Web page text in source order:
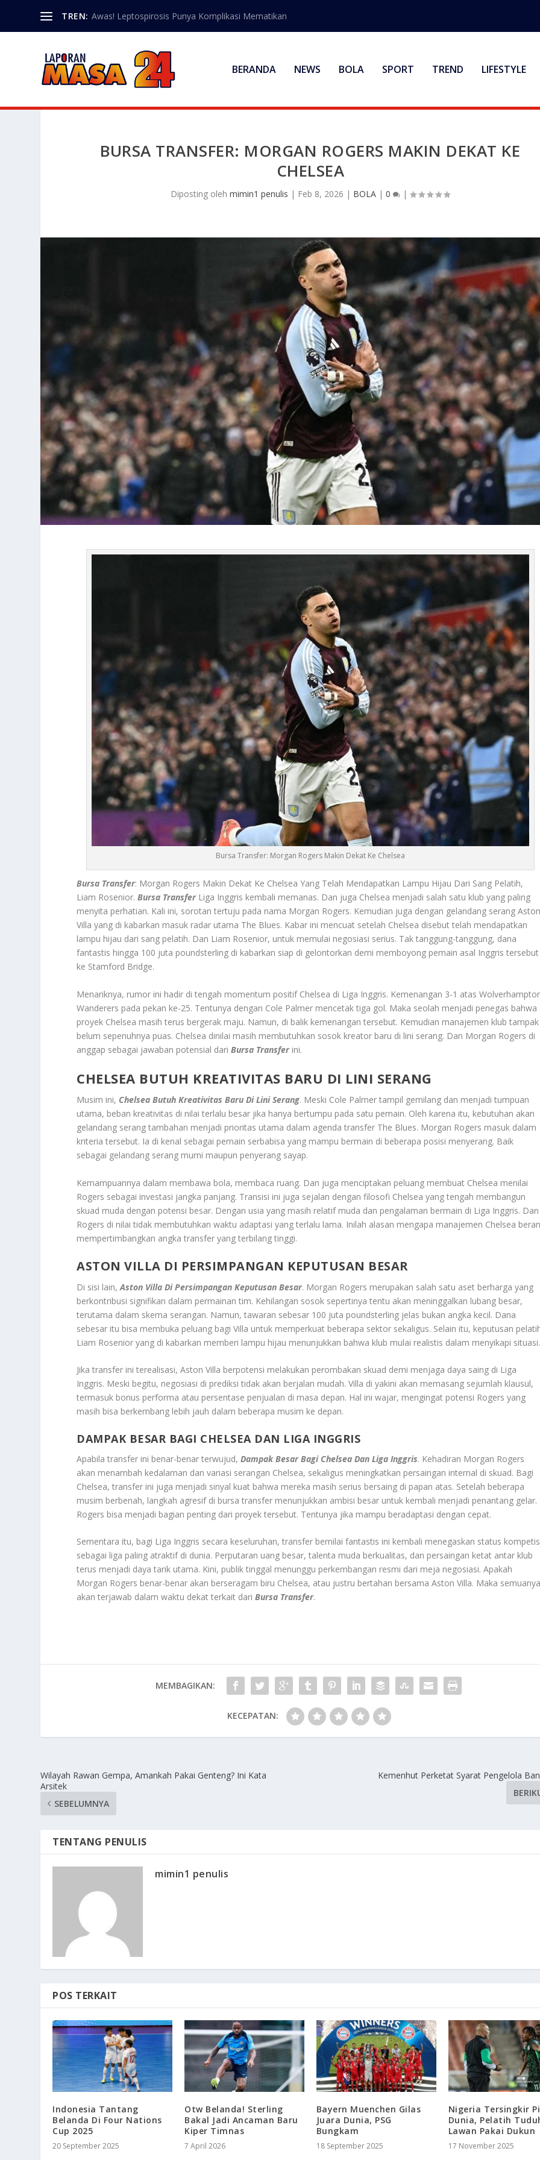
TREN: Awas! Leptospirosis Punya Komplikasi Mematikan
BERANDA NEWS BOLA SPORT TREND LIFESTYLE
BURSA TRANSFER: MORGAN ROGERS MAKIN DEKAT KE
CHELSEA
Diposting olehmimin1 penulis | Feb 8, 2026 | BOLA |0 |
Bursa Transfer: Morgan Rogers Makin Dekat Ke Chelsea
Bursa Transfer: Morgan Rogers Makin Dekat Ke Chelsea Yang Telah Mendapatkan Lampu Hijau Dari Sang Pelatih,
Liam Rosenior.Bursa TransferLiga Inggris kembali memanas. Dan juga Chelsea menjadi salah satu klub yang paling
menyita perhatian. Kali ini, sorotan tertuju pada nama Morgan Rogers. Kemudian juga dengan gelandang serang
Villa yang di kabarkan masuk radar utama The Blues. Kabar ini mencuat setelah Chelsea disebut telah mendapatkan
lampu hijau dari sang pelatih. Dan Liam Rosenior, untuk memulai negosiasi serius. Tak tanggung-tanggung, dana
fantastis hingga 100 juta poundsterling di kabarkan siap di gelontorkan demi memboyong pemain asal Inggris tersebut
ke Stamford Bridge.
Menariknya, rumor ini hadir di tengah momentum positif Chelsea di Liga Inggris. Kemenangan 3-1 atas
Wanderers pada pekan ke-25. Tentunya dengan Cole Palmer mencetak tiga gol. Maka seolah menjadi penegas bahwa
proyek Chelsea masih terus bergerak maju. Namun, di balik kemenangan tersebut. Kemudian manajemen klub tampak
belum sepenuhnya puas. Chelsea dinilai masih membutuhkan sosok kreator baru di lini serang. Dan Morgan Rogers di
anggap sebagai jawaban potensial dariBursa Transferini.
CHELSEA BUTUH KREATIVITAS BARU DI LINI SERANG
Musim ini, Chelsea Butuh Kreativitas Baru Di Lini Serang. Meski Cole Palmer tampil gemilang dan menjadi tumpuan
utama, beban kreativitas di nilai terlalu besar jika hanya bertumpu pada satu pemain. Oleh karena itu, kebutuhan akan
gelandang serang tambahan menjadi prioritas utama dalam agenda transfer The Blues. Morgan Rogers masuk dalam
kriteria tersebut. Ia di kenal sebagai pemain serbabisa yang mampu bermain di beberapa posisi menyerang. Baik
sebagai gelandang serang murni maupun penyerang sayap.
Kemampuannya dalam membawa bola, membaca ruang. Dan juga menciptakan peluang membuat Chelsea menilai
Rogers sebagai investasi jangka panjang. Transisi ini juga sejalan dengan filosofi Chelsea yang tengah membangun
skuad muda dengan potensi besar. Dengan usia yang masih relatif muda dan pengalaman bermain di Liga Inggris. Dan
Rogers di nilai tidak membutuhkan waktu adaptasi yang terlalu lama. Inilah alasan mengapa manajemen Chelsea
mempertimbangkan angka transfer yang terbilang tinggi.
ASTON VILLA DI PERSIMPANGAN KEPUTUSAN BESAR
Di sisi lain,Aston Villa Di Persimpangan Keputusan Besar. Morgan Rogers merupakan salah satu aset berharga yang
berkontribusi signifikan dalam permainan tim. Kehilangan sosok sepertinya tentu akan meninggalkan lubang besar,
terutama dalam skema serangan. Namun, tawaran sebesar 100 juta poundsterling jelas bukan angka kecil. Dana
sebesar itu bisa membuka peluang bagi Villa untuk memperkuat beberapa sektor sekaligus. Selain itu, keputusan
Liam Rosenior yang di kabarkan memberi lampu hijau menunjukkan bahwa klub mulai realistis dalam menyikapi situasi.
Jika transfer ini terealisasi, Aston Villa berpotensi melakukan perombakan skuad demi menjaga daya saing di Liga
Inggris. Meski begitu, negosiasi di prediksi tidak akan berjalan mudah. Villa di yakini akan memasang sejumlah klausul,
termasuk bonus performa atau persentase penjualan di masa depan. Hal ini wajar, mengingat potensi Rogers yang
masih bisa berkembang lebih jauh dalam beberapa musim ke depan.
DAMPAK BESAR BAGI CHELSEA DAN LIGA INGGRIS
Apabila transfer ini benar-benar terwujud,Dampak Besar Bagi Chelsea Dan Liga Inggris. Kehadiran Morgan Rogers
akan menambah kedalaman dan variasi serangan Chelsea, sekaligus meningkatkan persaingan internal di skuad. Bagi
Chelsea, transfer ini juga menjadi sinyal kuat bahwa mereka masih serius bersaing di papan atas. Setelah beberapa
musim berbenah, langkah agresif di bursa transfer menunjukkan ambisi besar untuk kembali menjadi penantang gelar.
Rogers bisa menjadi bagian penting dari proyek tersebut. Tentunya jika mampu beradaptasi dengan cepat.
Sementara itu, bagi Liga Inggris secara keseluruhan, transfer bernilai fantastis ini kembali menegaskan status
sebagai liga paling atraktif di dunia. Perputaran uang besar, talenta muda berkualitas, dan persaingan ketat antar klub
terus menjadi daya tarik utama. Kini, publik tinggal menunggu perkembangan resmi dari meja negosiasi. Apakah
Morgan Rogers benar-benar akan berseragam biru Chelsea, atau justru bertahan bersama Aston Villa. Maka
akan terjawab dalam waktu dekat terkait dariBursa Transfer.
MEMBAGIKAN:
KECEPATAN:
Wilayah Rawan Gempa, Amankah Pakai Genteng? Ini Kata
Arsitek
SEBELUMNYA
Kemenhut Perketat Syarat Pengelola
TENTANG PENULIS
mimin1 penulis
POS TERKAIT
Indonesia Tantang
Belanda Di Four Nations
Cup 2025
20 September 2025
Otw Belanda! Sterling
Bakal Jadi Ancaman Baru
Kiper Timnas
7 April 2026
Bayern Muenchen Gilas
Juara Dunia, PSG
Bungkam
18 September 2025
Nigeria Tersingkir
Dunia, Pelatih
Lawan Pakai Dukun
17 November 2025